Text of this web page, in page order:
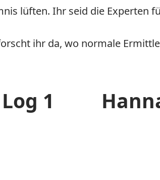
lüften. Ihr seid die Experten
ihr da, wo normale
1